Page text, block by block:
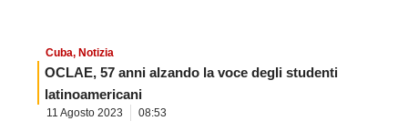
Cuba, Notizia
OCLAE, 57 anni alzando la voce degli studenti
latinoamericani
11 Agosto 2023 08:53